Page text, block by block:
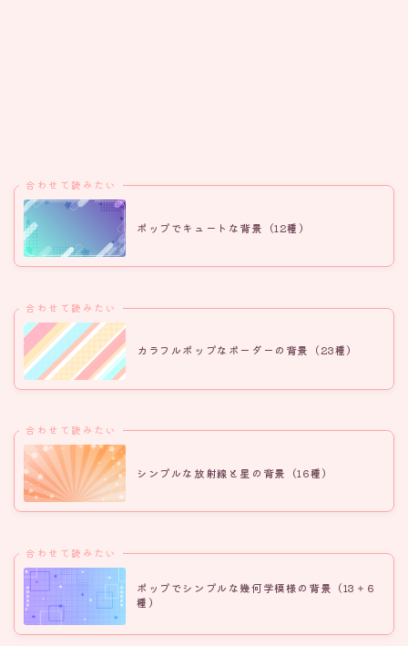
合わせて読みたい
ポップでキュートな背景（12種）
合わせて読みたい
カラフルポップなボーダーの背景（23種）
合わせて読みたい
シンプルな放射線と星の背景（16種）
合わせて読みたい
ポップでシンプルな幾何学模様の背景（13＋6
種）